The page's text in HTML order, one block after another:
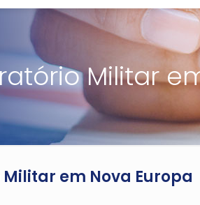
Militar
em Nova Europa